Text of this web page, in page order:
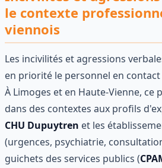
le contexte
viennois
Les incivilités et agressions
en priorité le personnel en
À Limoges et en Haute-Vienne, ce
dans des contextes aux profils
CHU Dupuytren et les
(urgences, psychiatrie,
guichets des services publics (